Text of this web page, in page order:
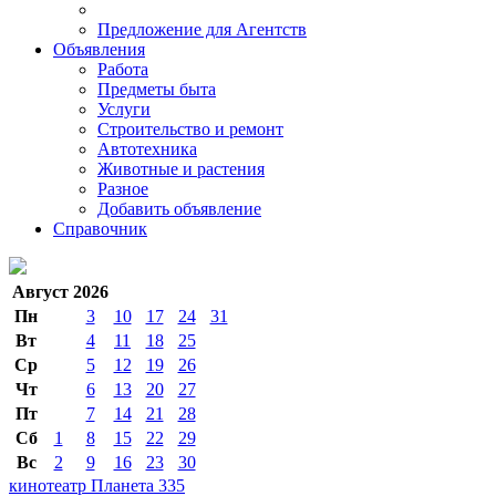
Предложение для Агентств
Объявления
Работа
Предметы быта
Услуги
Строительство и ремонт
Автотехника
Животные и растения
Разное
Добавить объявление
Справочник
Август 2026
Пн
3 10 17 24
31
Вт
4 11 18
25
Ср
5 12 19
26
Чт
6 13 20
27
Пт
7 14 21
28
Сб
1 8 15 22
29
Вс
2 9 16 23
30
кинотеатр Планета 335